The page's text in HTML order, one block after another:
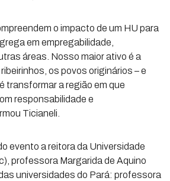
o impacto de um HU para
em empregabilidade,
áreas. Nosso maior ativo é a
os povos originários – e
transformar a região em que
responsabilidade e
Ticianeli.
evento a reitora da Universidade
professora Margarida de Aquino
universidades do Pará: professora